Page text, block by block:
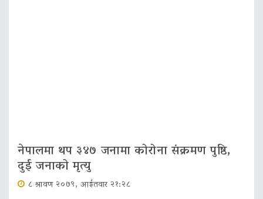
नेपालमा थप ३४७ जनामा कोरोना संक्रमण पुष्ठि,
दुई जनाको मृत्यु
८ श्रावण २०७९, आईतवार २१:२८